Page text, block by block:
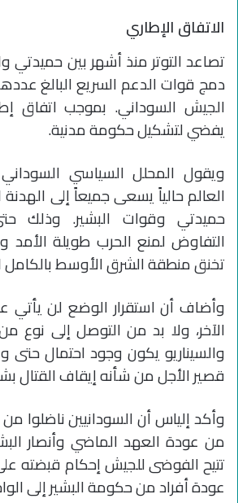
الاتفاق الإطاري
تصاعد التوتر منذ أشهر بين حميدتي
دمج قوات الدعم السريع البالغ
الجيش السوداني. بموجب اتفاق
يفضي لتشكيل حكومة مدنية.
ويقول المحلل السياسي
العالم حالياً يسعى جميعاً إلى
حميدتي وقوات البشير. وذلك
التفاوض لمنع الحرب طويلة الأمد
تخنق منطقة الشرق الأوسط بالكامل
وأضاف أن استقرار الوضع لن يأتي
الآخر، ولا بد من التوصل إلى نوع
والسيناريو يكون وجود احتمال حتى
قصير الأجل من شأنه إيقاف القتال
وأكد إلياس أن السودانيين ناضلوا
من عودة العهد الماضي وأنصار
تتيح الفوضى للجيش إحكام قبضته
عودة أفراد من حكومة البشير إلى